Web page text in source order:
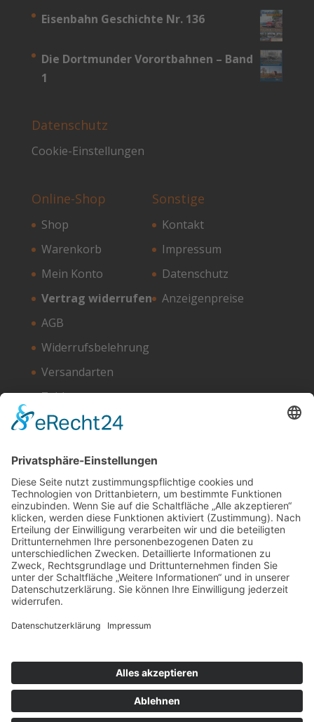
Eisenbahn Geschichte Nr. 136
Die Dortmunder Vorortbahnen – Band
1
Datenschutz
Cookie-Einstellungen
Online-Shop
Shop
Warenkorb
Mein Konto
Vertrag widerrufen
AGB
Widerrufsbelehrung
Versandarten
Zahlungsarten
Sonstige
Kontakt
Impressum
Datenschutz
Anzeigenpreise